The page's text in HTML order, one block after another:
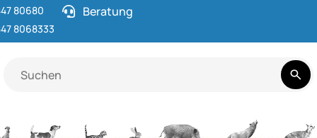
80680
8068333
Beratung